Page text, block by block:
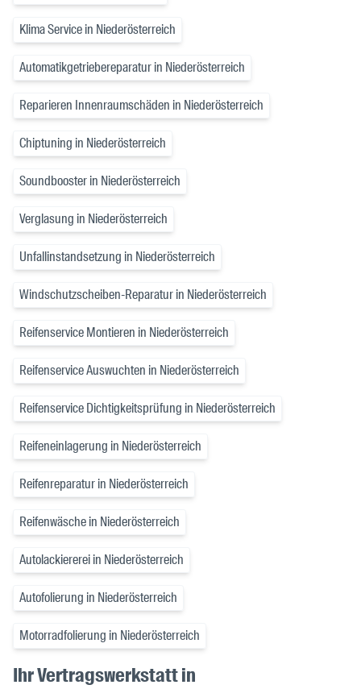
Klima Service in Niederösterreich
Automatikgetriebereparatur in Niederösterreich
Reparieren Innenraumschäden in Niederösterreich
Chiptuning in Niederösterreich
Soundbooster in Niederösterreich
Verglasung in Niederösterreich
Unfallinstandsetzung in Niederösterreich
Windschutzscheiben-Reparatur in Niederösterreich
Reifenservice Montieren in Niederösterreich
Reifenservice Auswuchten in Niederösterreich
Reifenservice Dichtigkeitsprüfung in Niederösterreich
Reifeneinlagerung in Niederösterreich
Reifenreparatur in Niederösterreich
Reifenwäsche in Niederösterreich
Autolackiererei in Niederösterreich
Autofolierung in Niederösterreich
Motorradfolierung in Niederösterreich
Ihr Vertragswerkstatt in